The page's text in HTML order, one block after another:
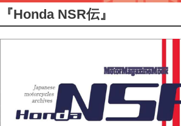
『Honda NSR伝』